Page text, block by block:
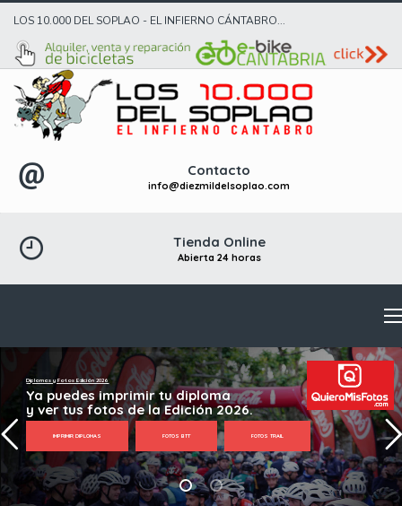
LOS 10.000 DEL SOPLAO - EL INFIERNO CÁNTABRO...
Contacto
info@diezmildelsoplao.com
Tienda Online
Abierta 24 horas
Diplomas y Fotos Edición 2026
Ya puedes imprimir tu diploma
y ver tus fotos de la Edición 2026.
IMPRIMIR DIPLOMAS FOTOS BTT FOTOS TRAIL